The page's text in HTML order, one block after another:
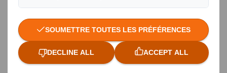
Remplacer les enveloppes en plastique à usage unique
par des enveloppes matelassées permet de répondre
aux enjeux environnementaux et aux fortes attentes
des e-acheteurs en faveur du développement durable.